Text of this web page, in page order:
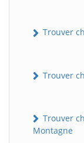
Trouver
Trouver
Trouver
Montagne